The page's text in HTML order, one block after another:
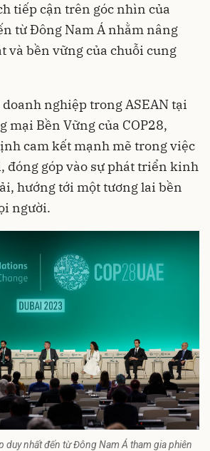
tiếp cận trên góc nhìn của
từ Đông Nam Á nhằm nâng
và bền vững của chuỗi cung
nghiệp trong ASEAN tại
mại Bền Vững của COP28,
cam kết mạnh mẽ trong việc
đóng góp vào sự phát triển kinh
hướng tới một tương lai bền
người.
duy nhất đến từ Đông Nam Á tham gia phiên